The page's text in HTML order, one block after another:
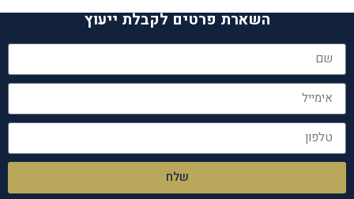
השארת פרטים לקבלת ייעוץ
שלח